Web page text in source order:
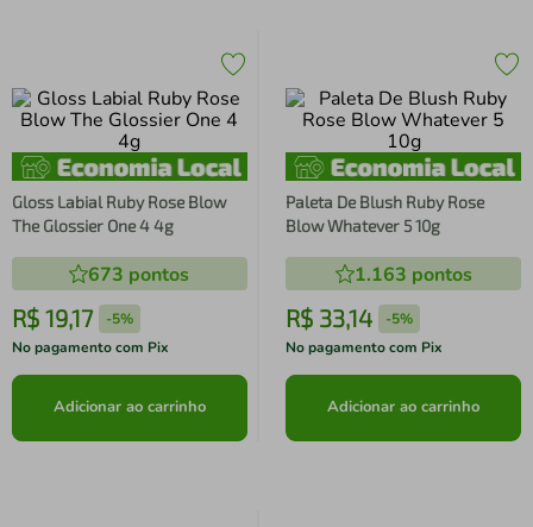
Gloss Labial Ruby Rose Blow
The Glossier One 4 4g
673 pontos
R$ 19,17 -5%
No pagamento com Pix
Adicionar ao carrinho
Paleta De Blush Ruby Rose
Blow Whatever 5 10g
1.163 pontos
R$ 33,14 -5%
No pagamento com Pix
Adicionar ao carrinho